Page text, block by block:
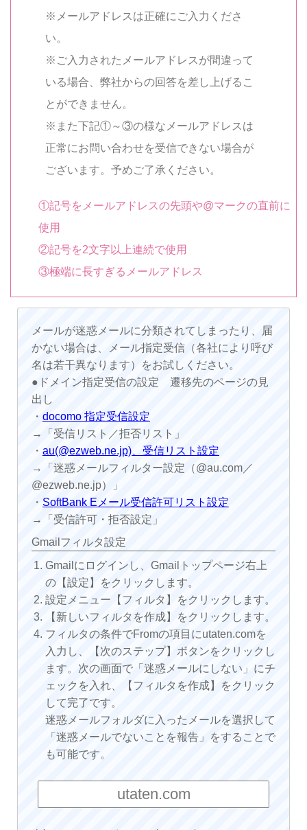
※メールアドレスは正確にご入力くださ
い。
※ご入力されたメールアドレスが間違って
いる場合、弊社からの回答を差し上げるこ
とができません。
※また下記①～③の様なメールアドレスは
正常にお問い合わせを受信できない場合が
ございます。予めご了承ください。
①記号をメールアドレスの先頭や@マークの直前に
使用
②記号を2文字以上連続で使用
③極端に長すぎるメールアドレス
メールが迷惑メールに分類されてしまったり、届
かない場合は、メール指定受信（各社により呼び
名は若干異なります）をお試しください。
●ドメイン指定受信の設定 遷移先のページの見
出し
・ docomo 指定受信設定
→「受信リスト／拒否リスト」
・ au(@ezweb.ne.jp)、受信リスト設定
→「迷惑メールフィルター設定（@au.com／
@ezweb.ne.jp）」
・ SoftBank Eメール受信許可リスト設定
→「受信許可・拒否設定」
Gmailフィルタ設定
Gmailにログインし、Gmailトップページ右上
の【設定】をクリックします。
設定メニュー【フィルタ】をクリックします。
【新しいフィルタを作成】をクリックします。
フィルタの条件でFromの項目にutaten.comを
入力し、【次のステップ】ボタンをクリックし
ます。次の画面で「迷惑メールにしない」にチ
ェックを入れ、【フィルタを作成】をクリック
して完了です。
迷惑メールフォルダに入ったメールを選択して
「迷惑メールでないことを報告」をすることで
も可能です。